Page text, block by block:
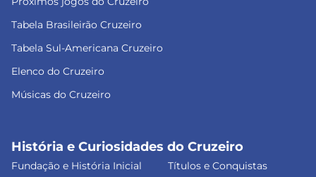
Tabela Brasileirão Cruzeiro
Tabela Sul-Americana Cruzeiro
Elenco do Cruzeiro
Músicas do Cruzeiro
História e Curiosidades do Cruzeiro
Fundação e História Inicial
Títulos e Conquistas